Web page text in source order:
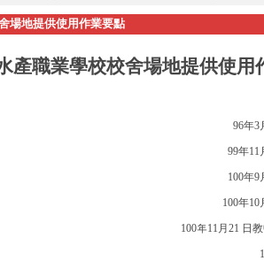
場地提供使用作業要點
產職業學校校舍場地提供使用
96年3
99年11
100年9
100年10
100年11 月 21 日